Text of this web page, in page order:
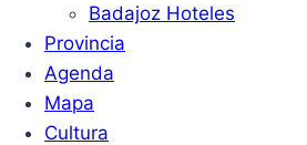
Badajoz Hoteles
Provincia
Agenda
Mapa
Cultura